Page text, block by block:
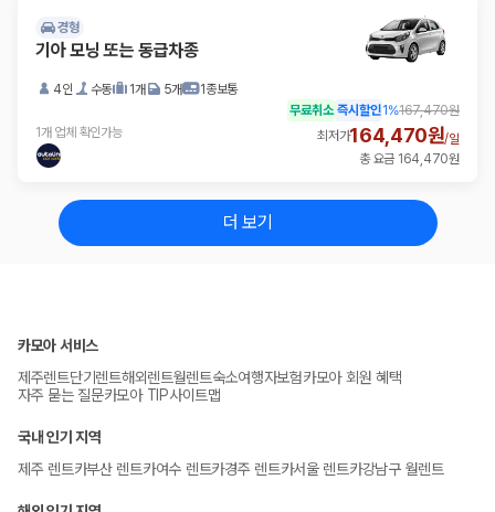
경형
기아 모닝 또는 동급차종
4인 수동 1개 5개 1종보통
1개 업체 확인가능
무료취소 즉시할인1 %167,470원
최저가164,470원/일
총 요금 164,470원
더 보기
카모아 서비스
제주렌트단기렌트해외렌트월렌트숙소여행자보험카모아 회원 혜택
자주 묻는 질문카모아 TIP사이트맵
국내 인기 지역
제주 렌트카부산 렌트카여수 렌트카경주 렌트카서울 렌트카강남구 월렌트